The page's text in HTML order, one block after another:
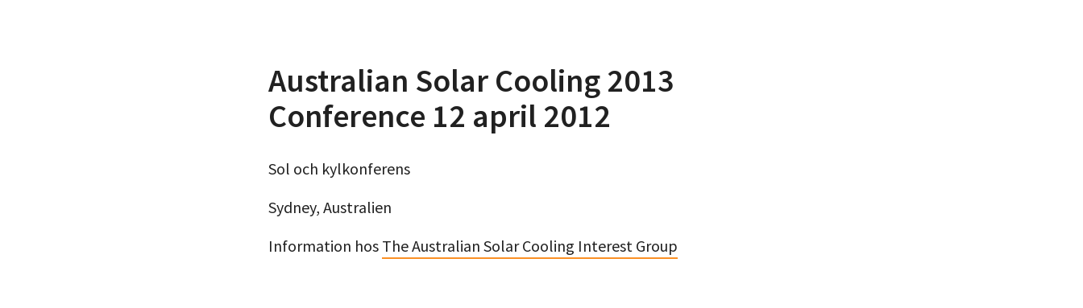
Australian Solar Cooling 2013
Conference 12 april 2012
Sol och kylkonferens
Sydney, Australien
Information hos The Australian Solar Cooling Interest Group